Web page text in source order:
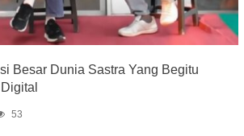
Besar Dunia Sastra Yang Begitu
53